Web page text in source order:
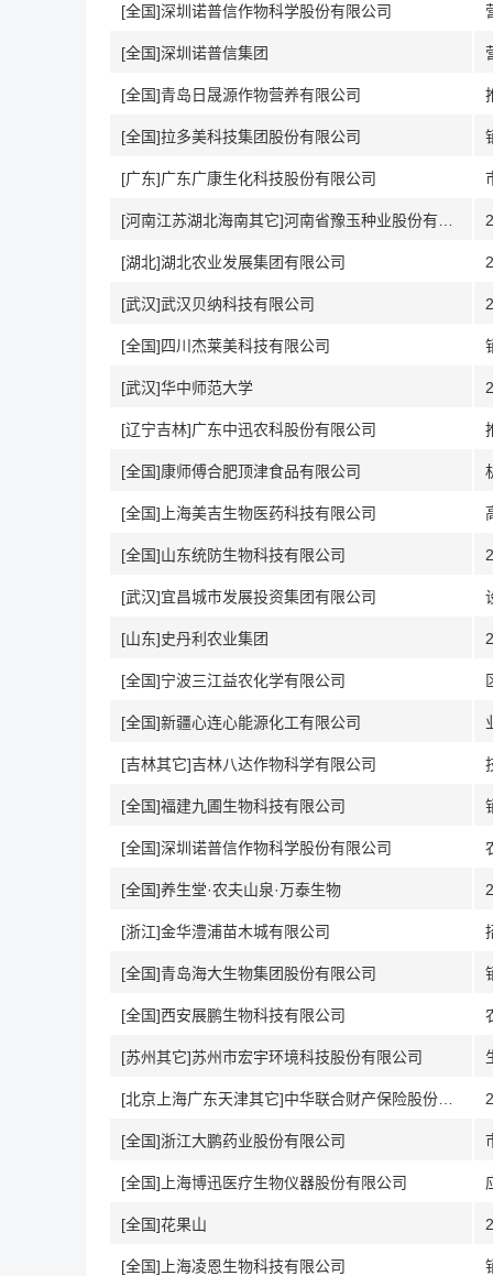
[全国]深圳诺普信作物科学股份有限公司
[全国]深圳诺普信集团
[全国]青岛日晟源作物营养有限公司
[全国]拉多美科技集团股份有限公司
[广东]广东广康生化科技股份有限公司
[湖北]湖北农业发展集团有限公司
[武汉]武汉贝纳科技有限公司
[全国]四川杰莱美科技有限公司
[武汉]华中师范大学
[辽宁吉林]广东中迅农科股份有限公司
[全国]康师傅合肥顶津食品有限公司
[全国]上海美吉生物医药科技有限公司
[全国]山东统防生物科技有限公司
[武汉]宜昌城市发展投资集团有限公司
[山东]史丹利农业集团
[全国]宁波三江益农化学有限公司
[全国]新疆心连心能源化工有限公司
[吉林其它]吉林八达作物科学有限公司
[全国]福建九圃生物科技有限公司
[全国]深圳诺普信作物科学股份有限公司
[全国]养生堂·农夫山泉·万泰生物
[浙江]金华澧浦苗木城有限公司
[全国]青岛海大生物集团股份有限公司
[全国]西安展鹏生物科技有限公司
[苏州其它]苏州市宏宇环境科技股份有限公司
[全国]浙江大鹏药业股份有限公司
[全国]上海博迅医疗生物仪器股份有限公司
[全国]花果山
[全国]上海凌恩生物科技有限公司